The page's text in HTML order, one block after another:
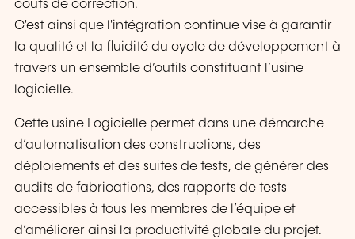
coûts de correction.
C'est ainsi que l'intégration continue vise à garantir
la qualité et la fluidité du cycle de développement à
travers un ensemble d’outils constituant l’usine
logicielle.
Cette usine Logicielle permet dans une démarche
d’automatisation des constructions, des
déploiements et des suites de tests, de générer des
audits de fabrications, des rapports de tests
accessibles à tous les membres de l’équipe et
d’améliorer ainsi la productivité globale du projet.